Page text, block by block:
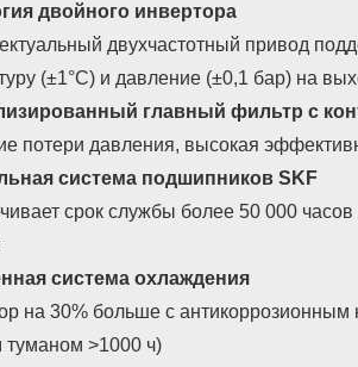
двойного инвертора
двухчастотный привод
(±1°C) и давление (±0,1 бар) на
главный фильтр с
потери давления, высокая
система подшипников SKF
срок службы более 50 000
система охлаждения
на 30% больше с
>1000 ч)